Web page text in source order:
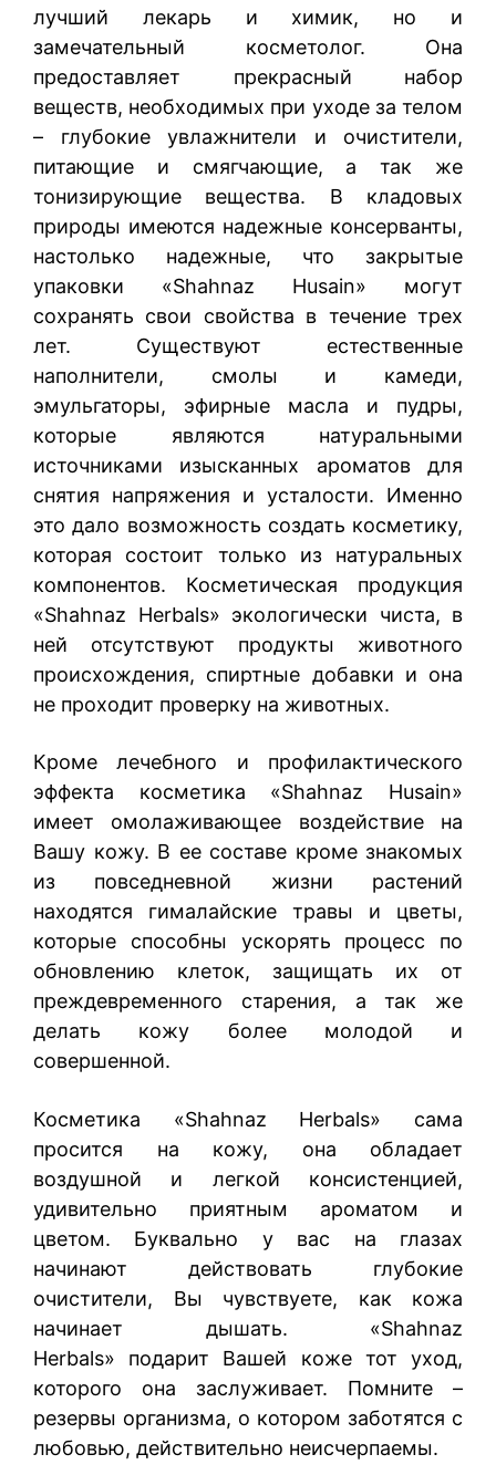
лучший лекарь и химик, но и
замечательный косметолог. Она
предоставляет прекрасный набор
веществ, необходимых при уходе за телом
– глубокие увлажнители и очистители,
питающие и смягчающие, а так же
тонизирующие вещества. В кладовых
природы имеются надежные консерванты,
настолько надежные, что закрытые
упаковки «Shahnaz Husain» могут
сохранять свои свойства в течение трех
лет. Существуют естественные
наполнители, смолы и камеди,
эмульгаторы, эфирные масла и пудры,
которые являются натуральными
источниками изысканных ароматов для
снятия напряжения и усталости. Именно
это дало возможность создать косметику,
которая состоит только из натуральных
компонентов. Косметическая продукция
«Shahnaz Herbals» экологически чиста, в
ней отсутствуют продукты животного
происхождения, спиртные добавки и она
не проходит проверку на животных.
Кроме лечебного и профилактического
эффекта косметика «Shahnaz Husain»
имеет омолаживающее воздействие на
Вашу кожу. В ее составе кроме знакомых
из повседневной жизни растений
находятся гималайские травы и цветы,
которые способны ускорять процесс по
обновлению клеток, защищать их от
преждевременного старения, а так же
делать кожу более молодой и
совершенной.
Косметика «Shahnaz Herbals» сама
просится на кожу, она обладает
воздушной и легкой консистенцией,
удивительно приятным ароматом и
цветом. Буквально у вас на глазах
начинают действовать глубокие
очистители, Вы чувствуете, как кожа
начинает дышать. «Shahnaz
Herbals» подарит Вашей коже тот уход,
которого она заслуживает. Помните –
резервы организма, о котором заботятся с
любовью, действительно неисчерпаемы.